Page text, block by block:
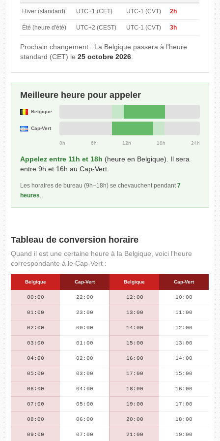
Hiver (standard) UTC+1 (CET) UTC-1 (CVT) 2h
Été (heure d'été) UTC+2 (CEST) UTC-1 (CVT) 3h
Prochain changement : La Belgique passera à l'heure
standard (CET) le25 octobre 2026.
Meilleure heure pour appeler
Belgique
Cap-Vert
0h 6h 12h 18h 24h
Appelez entre 11h et 18h (heure en Belgique). Il sera
entre 9h et 16h au Cap-Vert.
Les horaires de bureau (9h–18h) se chevauchent pendant7
heures.
Tableau de conversion horaire
Quand il est une certaine heure à la Belgique, voici l'heure
correspondante à le Cap-Vert :
Belgique Cap-Vert Belgique Cap-Vert
00:00 22:00 12:00 10:00
01:00 23:00 13:00 11:00
02:00 00:00 14:00 12:00
03:00 01:00 15:00 13:00
04:00 02:00 16:00 14:00
05:00 03:00 17:00 15:00
06:00 04:00 18:00 16:00
07:00 05:00 19:00 17:00
08:00 06:00 20:00 18:00
09:00 07:00 21:00 19:00